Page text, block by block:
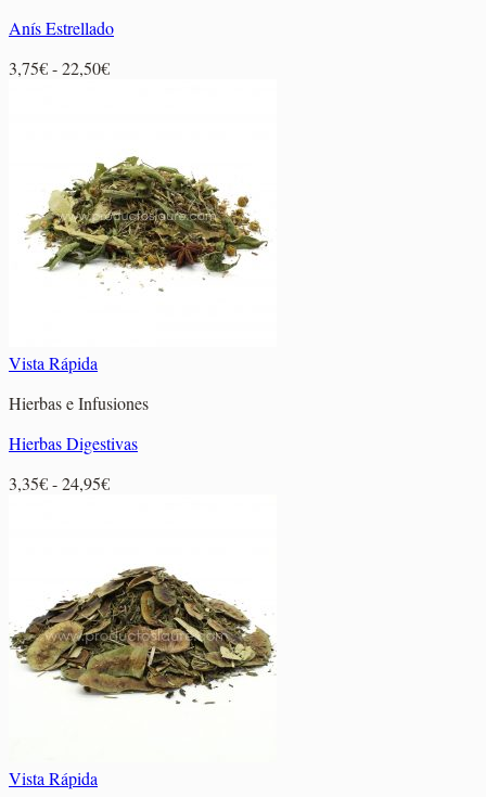
Anís Estrellado
3,75€-22,50€Rango
3,75€
hasta
22,50€
Vista Rápida
Hierbas e Infusiones
Hierbas Digestivas
3,35€-24,95€Rango
3,35€
hasta
24,95€
Vista Rápida